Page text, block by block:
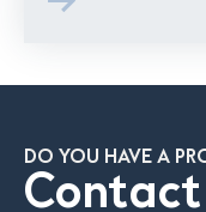
DO YOU HAVE A